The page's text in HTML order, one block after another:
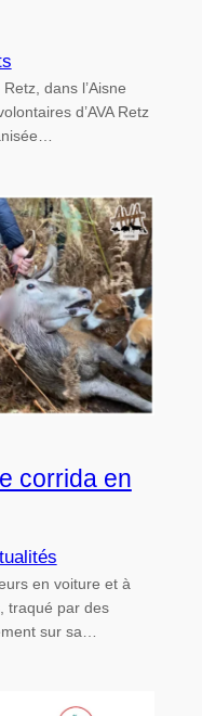
dans l’Aisne
d’AVA Retz
corrida en
en voiture et à
traqué par des
sur sa…